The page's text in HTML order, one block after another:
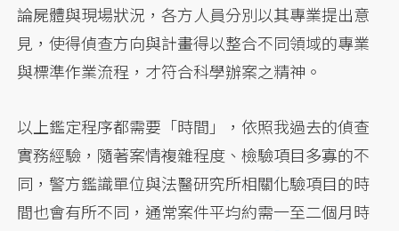
論屍體與現場狀況，各方人員分別以其專業提出意
見，使得偵查方向與計畫得以整合不同領域的專業
與標準作業流程，才符合科學辦案之精神。
以上鑑定程序都需要「時間」，依照我過去的偵查
實務經驗，隨著案情複雜程度、檢驗項目多寡的不
同，警方鑑識單位與法醫研究所相關化驗項目的時
間也會有所不同，通常案件平均約需一至二個月時